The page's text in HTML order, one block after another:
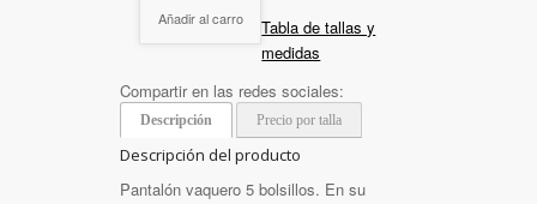
Añadir al carro
Tabla de tallas y
medidas
Compartir en las redes sociales:
Descripción Precio por talla
Descripción del producto
Pantalón vaquero 5 bolsillos. En su